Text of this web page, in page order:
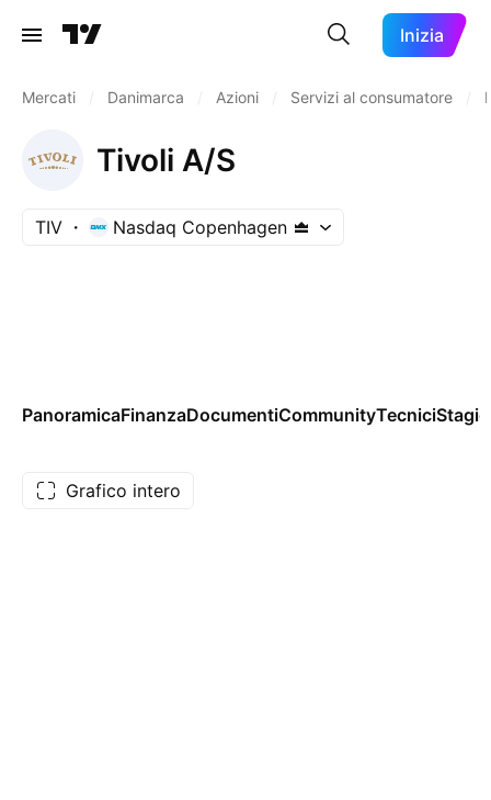
Inizia
Mercati Danimarca Azioni Servizi al consumatore
Tivoli A/S
TIV Nasdaq Copenhagen
PanoramicaFinanzaDocumentiCommunityTecnici
Grafico intero